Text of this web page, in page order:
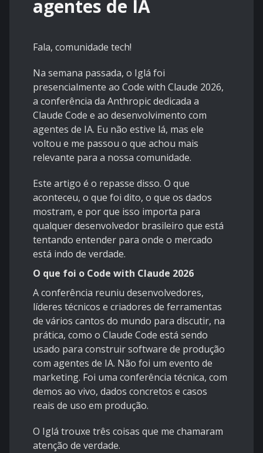
agentes de IA
Fala, comunidade tech!
Na semana passada, o Iglá foi
presencialmente ao Code with Claude 2026,
a conferência da Anthropic dedicada a
Claude Code e ao desenvolvimento com
agentes de IA. Eu não estive lá, mas ele
voltou e me passou o que achou mais
relevante para a nossa comunidade.
Este artigo é o repasse disso. O que
aconteceu, o que foi dito, o que os dados
mostram, e por que isso importa para
qualquer desenvolvedor brasileiro que está
tentando entender para onde o mercado
está indo de verdade.
O que foi o Code with Claude 2026
A conferência reuniu desenvolvedores,
líderes técnicos e criadores de ferramentas
de vários cantos do mundo para discutir, na
prática, como o Claude Code está sendo
usado para construir software de produção
com agentes de IA. Não foi um evento de
marketing. Foi uma conferência técnica, com
demos ao vivo, dados concretos e casos
reais de uso em produção.
O Iglá trouxe três coisas que me chamaram
atenção de verdade.